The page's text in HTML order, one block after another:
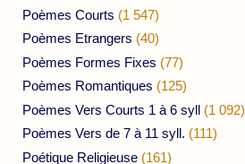
Poèmes Courts (1 547)
Poèmes Etrangers (40)
Poèmes Formes Fixes (77)
Poèmes Romantiques (125)
Poèmes Vers Courts 1 à 6 syll (1 092)
Poèmes Vers de 7 à 11 syll. (111)
Poétique Religieuse (161)